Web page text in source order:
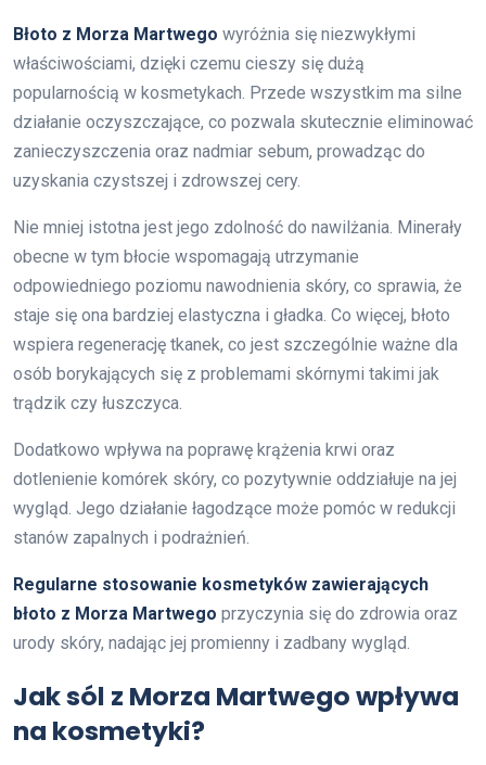
Błoto z Morza Martwego wyróżnia się niezwykłymi
właściwościami, dzięki czemu cieszy się dużą
popularnością w kosmetykach. Przede wszystkim ma silne
działanie oczyszczające, co pozwala skutecznie eliminować
zanieczyszczenia oraz nadmiar sebum, prowadząc do
uzyskania czystszej i zdrowszej cery.
Nie mniej istotna jest jego zdolność do nawilżania. Minerały
obecne w tym błocie wspomagają utrzymanie
odpowiedniego poziomu nawodnienia skóry, co sprawia, że
staje się ona bardziej elastyczna i gładka. Co więcej, błoto
wspiera regenerację tkanek, co jest szczególnie ważne dla
osób borykających się z problemami skórnymi takimi jak
trądzik czy łuszczyca.
Dodatkowo wpływa na poprawę krążenia krwi oraz
dotlenienie komórek skóry, co pozytywnie oddziałuje na jej
wygląd. Jego działanie łagodzące może pomóc w redukcji
stanów zapalnych i podrażnień.
Regularne stosowanie kosmetyków zawierających
błoto z Morza Martwego przyczynia się do zdrowia oraz
urody skóry, nadając jej promienny i zadbany wygląd.
Jak sól z Morza Martwego wpływa
na kosmetyki?